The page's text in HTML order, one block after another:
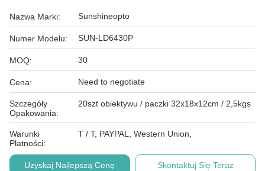
Nazwa Marki: Sunshineopto
Numer Modelu: SUN-LD6430P
MOQ: 30
Cena: Need to negotiate
Szczegóły
Opakowania:
20szt obiektywu / paczki 32x18x12cm / 2,5kgs
Warunki
Płatności:
T / T, PAYPAL, Western Union,
Uzyskaj Najlepszą Cenę Skontaktuj Się Teraz